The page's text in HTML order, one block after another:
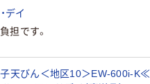
デイ
担です。
子天びん＜地区10＞EW-600i-K≪